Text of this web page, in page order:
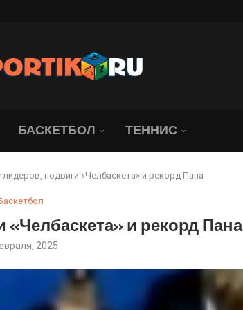
БАСКЕТБОЛ ТЕННИС
лидеров, подвиги «Челбаскета» и рекорд Пана
и рекорд Пана
2025